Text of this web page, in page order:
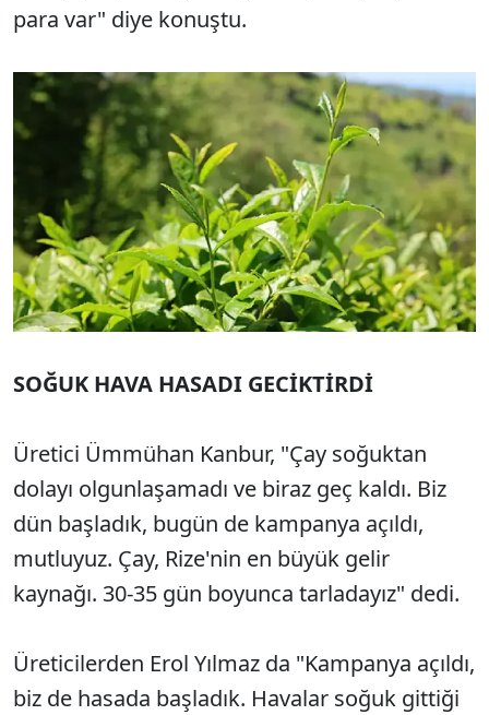
para var" diye konuştu.
SOĞUK HAVA HASADI GECİKTİRDİ
Üretici Ümmühan Kanbur, "Çay soğuktan
dolayı olgunlaşamadı ve biraz geç kaldı. Biz
dün başladık, bugün de kampanya açıldı,
mutluyuz. Çay, Rize'nin en büyük gelir
kaynağı. 30-35 gün boyunca tarladayız" dedi.
Üreticilerden Erol Yılmaz da "Kampanya açıldı,
biz de hasada başladık. Havalar soğuk gittiği